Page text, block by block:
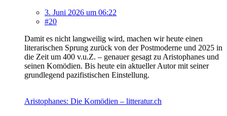
3. Juni 2026 um 06:22
#20
Damit es nicht langweilig wird, machen wir heute einen
literarischen Sprung zurück von der Postmoderne und 2025 in
die Zeit um 400 v.u.Z. – genauer gesagt zu Aristophanes und
seinen Komödien. Bis heute ein aktueller Autor mit seiner
grundlegend pazifistischen Einstellung.
Aristophanes: Die Komödien – litteratur.ch